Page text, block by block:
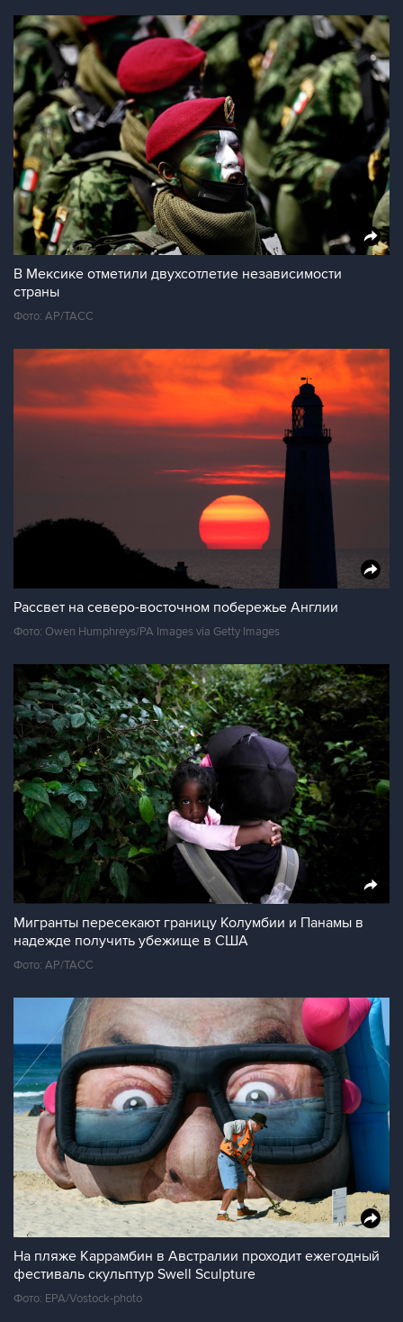
В Мексике отметили двухсотлетие независимости
страны
Фото: AP/ТАСС
Рассвет на северо-восточном побережье Англии
Фото: Owen Humphreys/PA Images via Getty Images
Мигранты пересекают границу Колумбии и Панамы в
надежде получить убежище в США
Фото: AP/ТАСС
На пляже Каррамбин в Австралии проходит ежегодный
фестиваль скульптур Swell Sculpture
Фото: EPA/Vostock-photo